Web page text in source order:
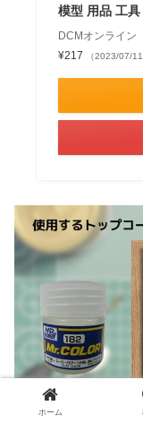
模型 用品 工具
DCMオンライン
¥217
（2023/07/
ホーム